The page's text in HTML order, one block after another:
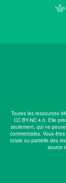
Toutes les ressources
CC BY-NC 4.0. Elle
seulement, qui ne
commerciales. Vous
totale ou partielle des
source